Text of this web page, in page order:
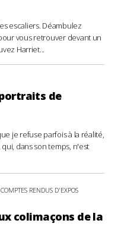
escaliers. Déambulez
vous retrouver devant un
Harriet...
de
je refuse parfois à la réalité,
dans son temps, n'est
COMPTES RENDUS D'EXPOS
colimaçons de la